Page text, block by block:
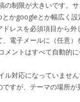
制限が大きいです。
かgoogleとか幅広く設
レスを必須項目から外
電子メールに（任意）
メントはすべて自動的に
対応になっていません
すが、テーマの場所が